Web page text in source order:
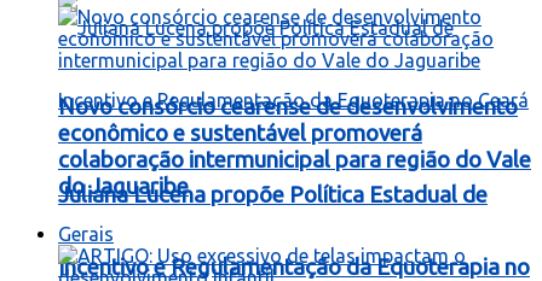
Juliana Lucena propõe Política Estadual de
Incentivo e Regulamentação da Equoterapia no
Novo consórcio cearense de desenvolvimento
econômico e sustentável promoverá
colaboração intermunicipal para região do Vale
do Jaguaribe
Gerais